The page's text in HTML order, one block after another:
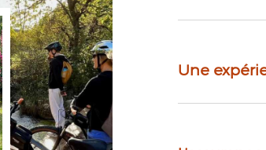
Laissez-vous guider dans
Une